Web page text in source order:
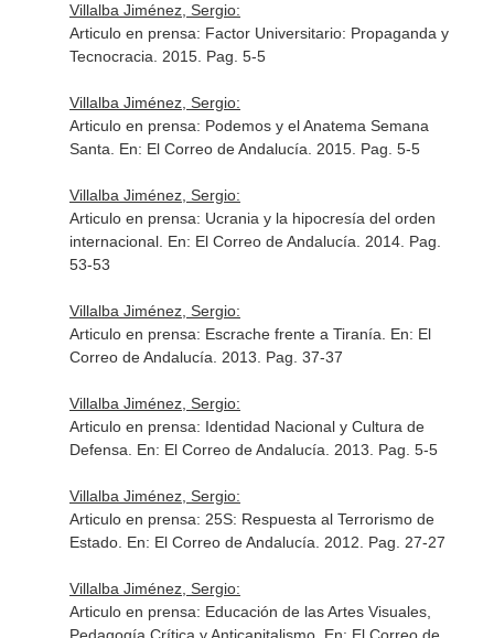
Villalba Jiménez, Sergio:
Articulo en prensa: Factor Universitario: Propaganda y
Tecnocracia. 2015. Pag. 5-5
Villalba Jiménez, Sergio:
Articulo en prensa: Podemos y el Anatema Semana
Santa. En: El Correo de Andalucía . 2015. Pag. 5-5
Villalba Jiménez, Sergio:
Articulo en prensa: Ucrania y la hipocresía del orden
internacional. En: El Correo de Andalucía . 2014. Pag.
53-53
Villalba Jiménez, Sergio:
Articulo en prensa: Escrache frente a Tiranía. En: El
Correo de Andalucía . 2013. Pag. 37-37
Villalba Jiménez, Sergio:
Articulo en prensa: Identidad Nacional y Cultura de
Defensa. En: El Correo de Andalucía . 2013. Pag. 5-5
Villalba Jiménez, Sergio:
Articulo en prensa: 25S: Respuesta al Terrorismo de
Estado. En: El Correo de Andalucía . 2012. Pag. 27-27
Villalba Jiménez, Sergio:
Articulo en prensa: Educación de las Artes Visuales,